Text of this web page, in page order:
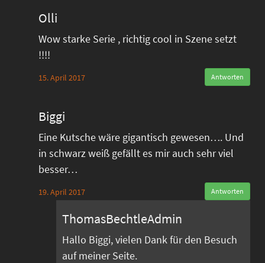
Olli
Wow starke Serie , richtig cool in Szene setzt
!!!!
15. April 2017 Antworten
Biggi
Eine Kutsche wäre gigantisch gewesen…. Und
in schwarz weiß gefällt es mir auch sehr viel
besser…
19. April 2017 Antworten
ThomasBechtleAdmin
Hallo Biggi, vielen Dank für den Besuch
auf meiner Seite.